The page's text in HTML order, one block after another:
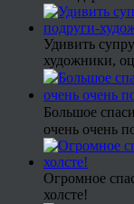
Удивить
художники,
Большое
очень очень
Огромное
холсте!